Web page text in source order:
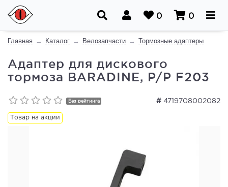
0 0
Главная Каталог Велозапчасти Тормозные адаптеры
Адаптер для дискового
тормоза BARADINE, P/P F203
# 4719708002082
Без рейтинга
Товар на акции